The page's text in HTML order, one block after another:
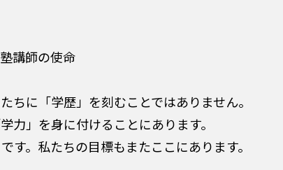
塾講師の使命
ちに「学歴」を刻むことではありません。
力」を身に付けることにあります。
す。私たちの目標もまたここにあります。